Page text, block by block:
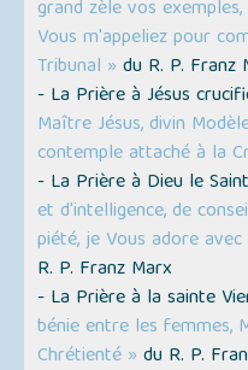
grand zèle vos
Vous m'appeliez pour
Tribunal » du R. P. Franz
- La Prière à Jésus
Maître Jésus, divin
contemple attaché à la
- La Prière à Dieu le
et d'intelligence, de
piété, je Vous adore
R. P. Franz Marx
- La Prière à la sainte
bénie entre les femmes,
Chrétienté » du R. P.